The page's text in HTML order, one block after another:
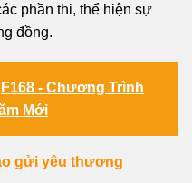
phần thi, thể hiện sự
đồng.
F168 - Chương Trình
Mới
gửi yêu thương